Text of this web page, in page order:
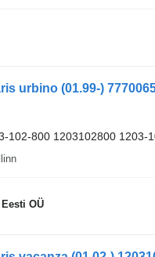
urbino (01.99-)
102-800 1203102800 1203-
OÜ